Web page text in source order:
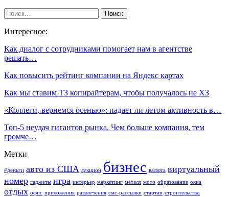
Интересное:
Как диалог с сотрудниками помогает нам в агентстве
решать…
Как повысить рейтинг компании на Яндекс картах
Как мы ставим ТЗ копирайтерам, чтобы получалось не ХЗ
«Коллеги, вернемся осенью»: падает ли летом активность в…
Топ-5 неудач гигантов рынка. Чем больше компания, тем
громче…
Метки
#деньги авто из США аукцион бизнес валюта виртуальный
номер гаджеты игра интерьер маркетинг металл мото образование окна
отдых офис приложения развлечения смс-рассылки стартап строительство